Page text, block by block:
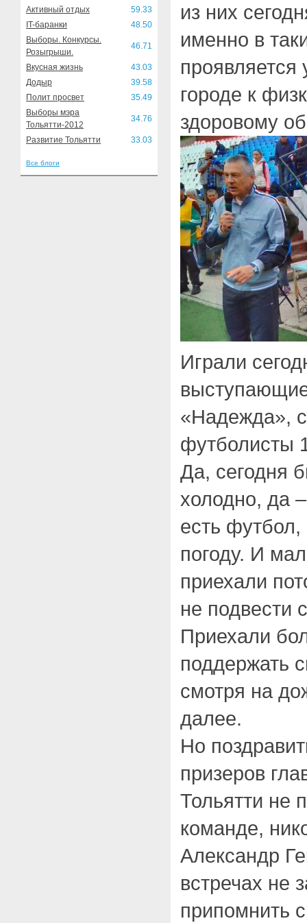
Активный отдых
59.33
IT-баранки
48.50
Выборы. Конкурсы.
Розыгрыши.
46.71
Вкусная жизнь
43.03
Додыр
39.58
Полит просвет
35.49
Выборы мэра
Тольятти-2012
34.76
Развитие Тольятти 33.03
Все блоги
из них
именно в
проявляется
городе к
здоровому
Играли
«Надежда»,
футболисты
Да, сегодня
холодно, да
есть
погоду. И
приехали
не подвести
Приехали
поддержать
смотря на
далее.
Но
призеров
Тольятти не
команде,
Александр
встречах не
припомнить